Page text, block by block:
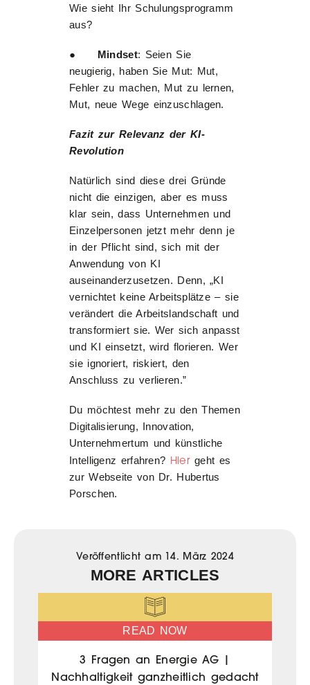
Wie sieht Ihr Schulungsprogramm
aus?
● Mindset: Seien Sie
neugierig, haben Sie Mut: Mut,
Fehler zu machen, Mut zu lernen,
Mut, neue Wege einzuschlagen.
Fazit zur Relevanz der KI-
Revolution
Natürlich sind diese drei Gründe
nicht die einzigen, aber es muss
klar sein, dass Unternehmen und
Einzelpersonen jetzt mehr denn je
in der Pflicht sind, sich mit der
Anwendung von KI
auseinanderzusetzen. Denn, „KI
vernichtet keine Arbeitsplätze – sie
verändert die Arbeitslandschaft und
transformiert sie. Wer sich anpasst
und KI einsetzt, wird florieren. Wer
sie ignoriert, riskiert, den
Anschluss zu verlieren.”
Du möchtest mehr zu den Themen
Digitalisierung, Innovation,
Unternehmertum und künstliche
Intelligenz erfahren? Hiergeht es
zur Webseite von Dr. Hubertus
Porschen.
Veröffentlicht am 14. März 2024
MORE ARTICLES
READ NOW
3 Fragen an Energie AG |
Nachhaltigkeit ganzheitlich gedacht